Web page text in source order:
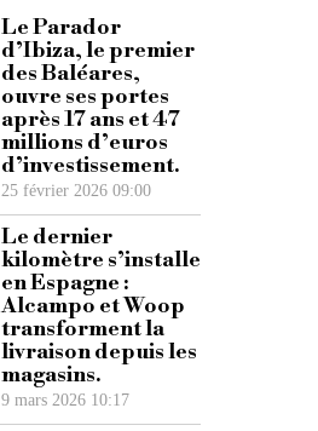
Le Parador
d’Ibiza, le premier
des Baléares,
ouvre ses portes
après 17 ans et 47
millions d’euros
d’investissement.
25 février 2026 09:00
Le dernier
kilomètre s’installe
en Espagne :
Alcampo et Woop
transforment la
livraison depuis les
magasins.
9 mars 2026 10:17